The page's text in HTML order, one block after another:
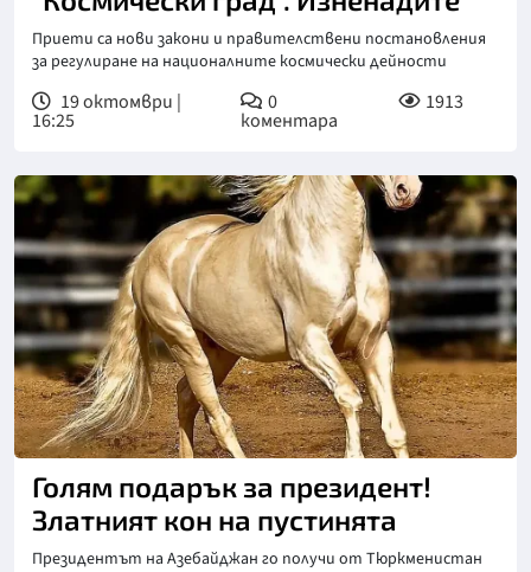
Приети са нови закони и правителствени постановления
за регулиране на националните космически дейности
19 октомври |
16:25
0
коментара
1913
Голям подарък за президент!
Златният кон на пустинята
Президентът на Азебайджан го получи от Тюркменистан